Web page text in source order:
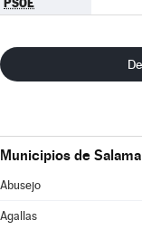
Municipios de
Abusejo
Agallas